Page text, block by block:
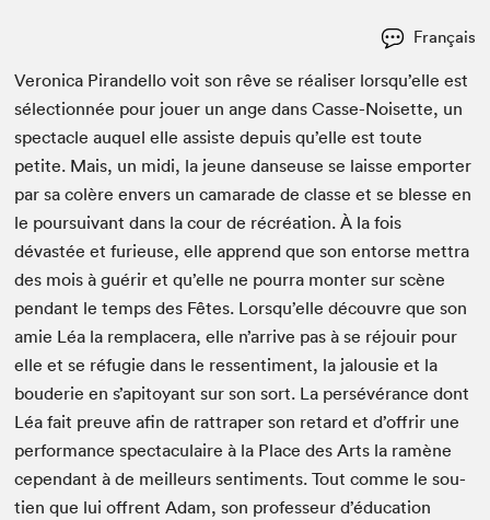
Français
Veron­i­ca Piran­del­lo voit son rêve se réalis­er lorsqu’elle est
sélec­tion­née pour jouer un ange dans Casse-Noisette, un
spec­ta­cle auquel elle assiste depuis qu’elle est toute
petite. Mais, un midi, la jeune danseuse se laisse emporter
par sa colère envers un cama­rade de classe et se blesse en
le pour­suiv­ant dans la cour de récréa­tion. À la fois
dévastée et furieuse, elle apprend que son entorse met­tra
des mois à guérir et qu’elle ne pour­ra mon­ter sur scène
pen­dant le temps des Fêtes. Lorsqu’elle décou­vre que son
amie Léa la rem­plac­era, elle n’ar­rive pas à se réjouir pour
elle et se réfugie dans le ressen­ti­ment, la jalousie et la
boud­erie en s’api­toy­ant sur son sort. La per­sévérance dont
Léa fait preuve afin de rat­trap­er son retard et d’of­frir une
per­for­mance spec­tac­u­laire à la Place des Arts la ramène
cepen­dant à de meilleurs sen­ti­ments. Tout comme le sou­
tien que lui offrent Adam, son pro­fesseur d’é­d­u­ca­tion